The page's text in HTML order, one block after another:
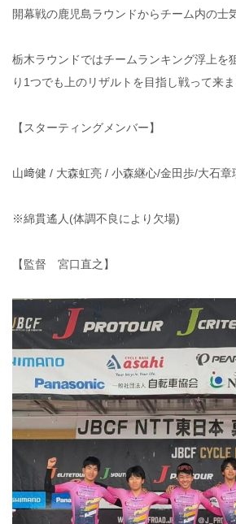
開幕戦の鹿児島ラウンドからチーム内の士
栃木ラウンドではチームランキング浮上を
り1つでも上のリザルトを目指し戦って来
【スターティングメンバー】
山﨑健 / 大森虹亮 / 小森継心/金田歩/大石章
※綿貫遙人(体調不良により欠場)
【監督 宮口直之】